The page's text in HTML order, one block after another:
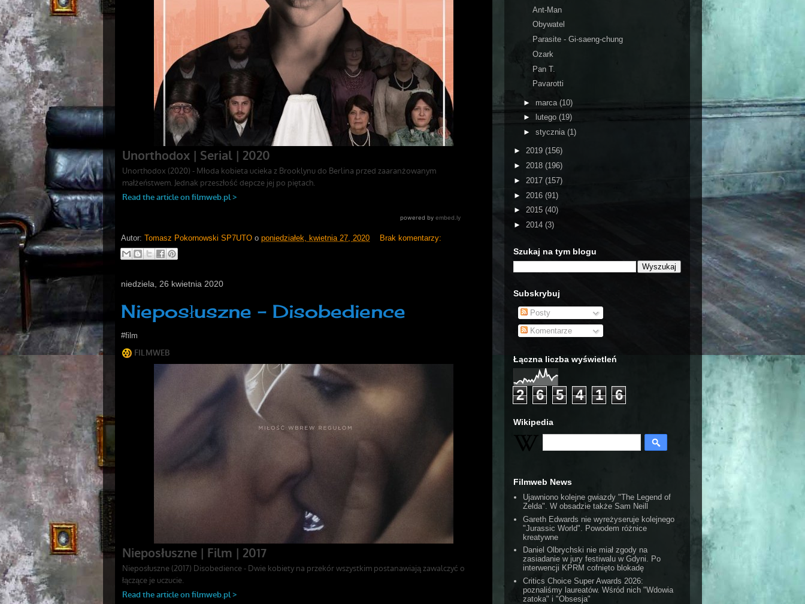
Autor: Tomasz Pokornowski SP7UTO o poniedziałek, kwietnia 27, 2020 Brak komentarzy:
niedziela, 26 kwietnia 2020
Nieposłuszne - Disobedience
#film
Ant-Man
Obywatel
Parasite - Gi-saeng-chung
Ozark
Pan T.
Pavarotti
► marca (10)
►
lutego (19)
► stycznia (1)
► 2019 (156)
► 2018 (196)
► 2017 (157)
► 2016 (91)
► 2015 (40)
► 2014 (3)
Szukaj na tym blogu
Subskrybuj
Posty
Komentarze
Łączna liczba wyświetleń
2 6 5 4 1 6
Wikipedia
Filmweb News
Ujawniono kolejne gwiazdy "The Legend of
Zelda". W obsadzie także Sam Neill
Gareth Edwards nie wyreżyseruje kolejnego
"Jurassic World". Powodem różnice
kreatywne
Daniel Olbrychski nie miał zgody na
zasiadanie w jury festiwalu w Gdyni. Po
interwencji KPRM cofnięto blokadę
Critics Choice Super Awards 2026:
poznaliśmy laureatów. Wśród nich "Wdowia
zatoka" i "Obsesja"